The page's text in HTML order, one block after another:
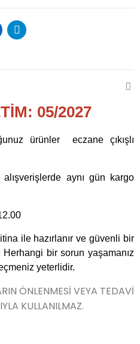
05/2027
ürünler eczane çıkışlı
alışverişlerde aynı gün kargo
ile hazırlanır ve güvenli bir
bir sorun yaşamanız
yeterlidir.
ÖNLENMESİ VEYA TEDAVİ
KULLANILMAZ.